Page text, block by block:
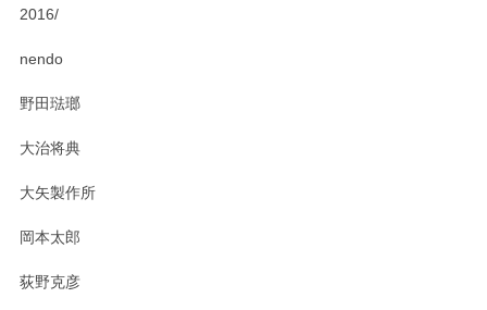
2016/
nendo
野田琺瑯
大治将典
大矢製作所
岡本太郎
荻野克彦